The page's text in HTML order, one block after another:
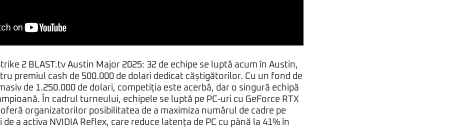
2 BLAST.tv Austin Major 2025: 32 de echipe se luptă acum în Austin,
premiul cash de 500.000 de dolari dedicat căștigătorilor. Cu un fond de
de 1.250.000 de dolari, competiția este acerbă, dar o singură echipă
În cadrul turneului, echipele se luptă pe PC-uri cu GeForce RTX
oferă organizatorilor posibilitatea de a maximiza numărul de cadre pe
de a activa NVIDIA Reflex, care reduce latența de PC cu până la 41% în